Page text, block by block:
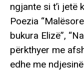
ngjante si t’i jetë
Poezia
bukura Elizë”,
përkthyer me
edhe me